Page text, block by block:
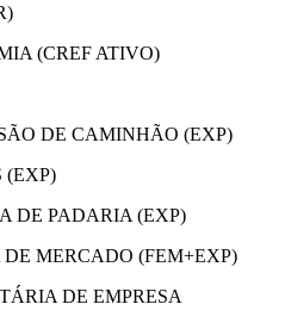
(CREF ATIVO)
DE CAMINHÃO (EXP)
(EXP)
DE PADARIA (EXP)
MERCADO (FEM+EXP)
DE EMPRESA